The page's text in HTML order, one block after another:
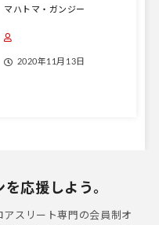
マハトマ・ガンジー
2020年11月13日
応援しよう。
スリート専門の会員制オ